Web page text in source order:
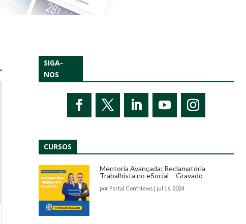
SIGA-
NOS
CURSOS
Mentoria Avançada: Reclamatória
Trabalhista no eSocial – Gravado
por Portal ContNews | jul 16, 2024